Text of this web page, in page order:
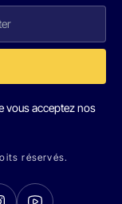
vous acceptez nos
réservés.